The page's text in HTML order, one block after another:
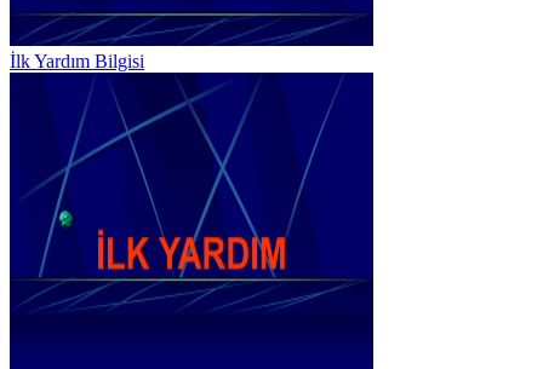
İlk Yardım Bilgisi